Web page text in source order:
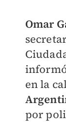
Omar
en la
por